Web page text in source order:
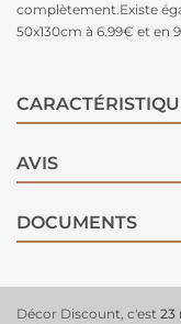
complètement.Existe
50x130cm à 6.99€ et en
AVIS
DOCUMENTS
Décor Discount, c'est 23